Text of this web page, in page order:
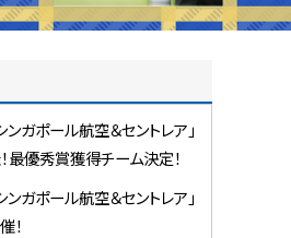
ンガポール航空＆セントレア」
最優秀賞獲得チーム決定！
ンガポール航空＆セントレア」
！